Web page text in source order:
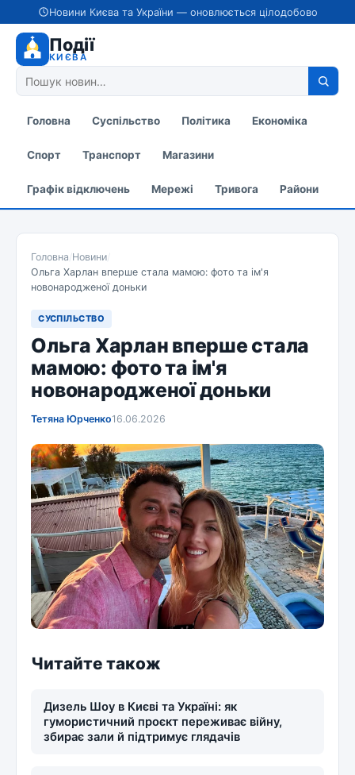
Новини Києва та України — оновлюється цілодобово
Події
КИЄВА
Головна Суспільство Політика Економіка
Спорт Транспорт Магазини
Графік відключень Мережі Тривога Райони
Головна/Новини/
Ольга Харлан вперше стала мамою: фото та ім'я
новонародженої доньки
СУСПІЛЬСТВО
Ольга Харлан вперше стала
мамою: фото та ім'я
новонародженої доньки
Тетяна Юрченко16.06.2026
Читайте також
Дизель Шоу в Києві та Україні: як
гумористичний проєкт переживає війну,
збирає зали й підтримує глядачів